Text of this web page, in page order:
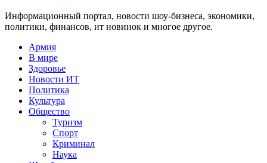
Информационный портал, новости шоу-бизнеса, экономики,
политики, финансов, ит новинок и многое другое.
Армия
В мире
Здоровье
Новости ИТ
Политика
Культура
Общество
Туризм
Спорт
Криминал
Наука